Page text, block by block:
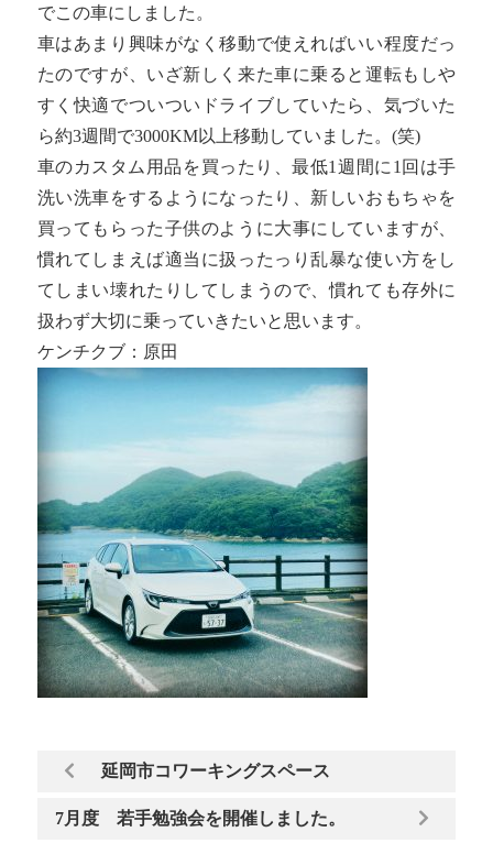
でこの車にしました。
車はあまり興味がなく移動で使えればいい程度だっ
たのですが、いざ新しく来た車に乗ると運転もしや
すく快適でついついドライブしていたら、気づいた
ら約3週間で3000KM以上移動していました。(笑)
車のカスタム用品を買ったり、最低1週間に1回は手
洗い洗車をするようになったり、新しいおもちゃを
買ってもらった子供のように大事にしていますが、
慣れてしまえば適当に扱ったっり乱暴な使い方をし
てしまい壊れたりしてしまうので、慣れても存外に
扱わず大切に乗っていきたいと思います。
ケンチクブ：原田
延岡市コワーキングスペース
7月度 若手勉強会を開催しました。